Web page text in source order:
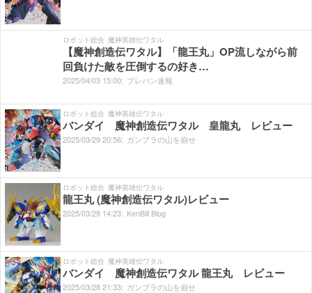
ロボット総合 魔神英雄伝ワタル
【魔神創造伝ワタル】「龍王丸」OP流しながら前
回負けた敵を圧倒するの好き…
2025/04/03 15:00: プレバン速報
ロボット総合 魔神英雄伝ワタル
バンダイ 魔神創造伝ワタル 皇龍丸 レビュー
2025/03/2920:56: ガンプラの山を崩せ
ロボット総合 魔神英雄伝ワタル
龍王丸 (魔神創造伝ワタル)レビュー
2025/03/29 14:23: KenBill Blog
ロボット総合 魔神英雄伝ワタル
バンダイ 魔神創造伝ワタル 龍王丸 レビュー
2025/03/2821:33: ガンプラの山を崩せ